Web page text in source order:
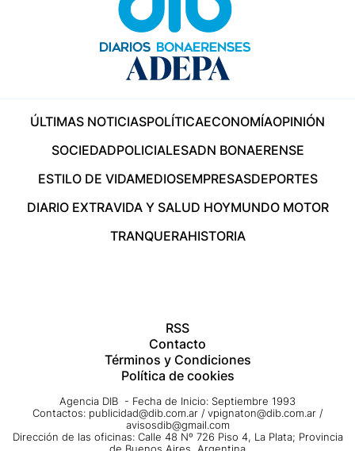
ÚLTIMAS NOTICIASPOLÍTICAECONOMÍAOPINIÓN
SOCIEDADPOLICIALESADN BONAERENSE
ESTILO DE VIDAMEDIOSEMPRESASDEPORTES
DIARIO EXTRAVIDA Y SALUD HOYMUNDO MOTOR
TRANQUERAHISTORIA
RSS
Contacto
Términos y Condiciones
Política de cookies
Agencia DIB - Fecha de Inicio: Septiembre 1993
Contactos: publicidad@dib.com.ar / vpignaton@dib.com.ar /
avisosdib@gmail.com
Dirección de las oficinas: Calle 48 Nº 726 Piso 4, La Plata; Provincia